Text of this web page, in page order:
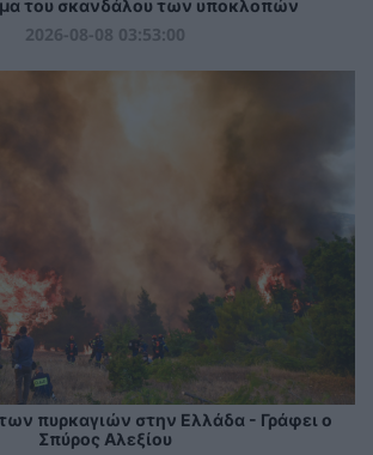
του σκανδάλου των υποκλοπών
2026-08-08 03:53:00
πυρκαγιών στην Ελλάδα - Γράφει ο
Σπύρος Αλεξίου